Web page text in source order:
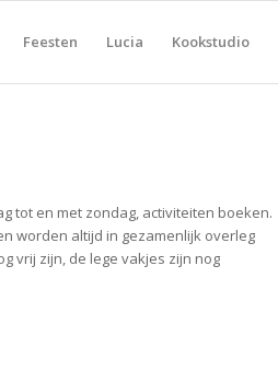
Feesten Lucia Kookstudio
tot en met zondag, activiteiten boeken.
worden altijd in gezamenlijk overleg
vrij zijn, de lege vakjes zijn nog